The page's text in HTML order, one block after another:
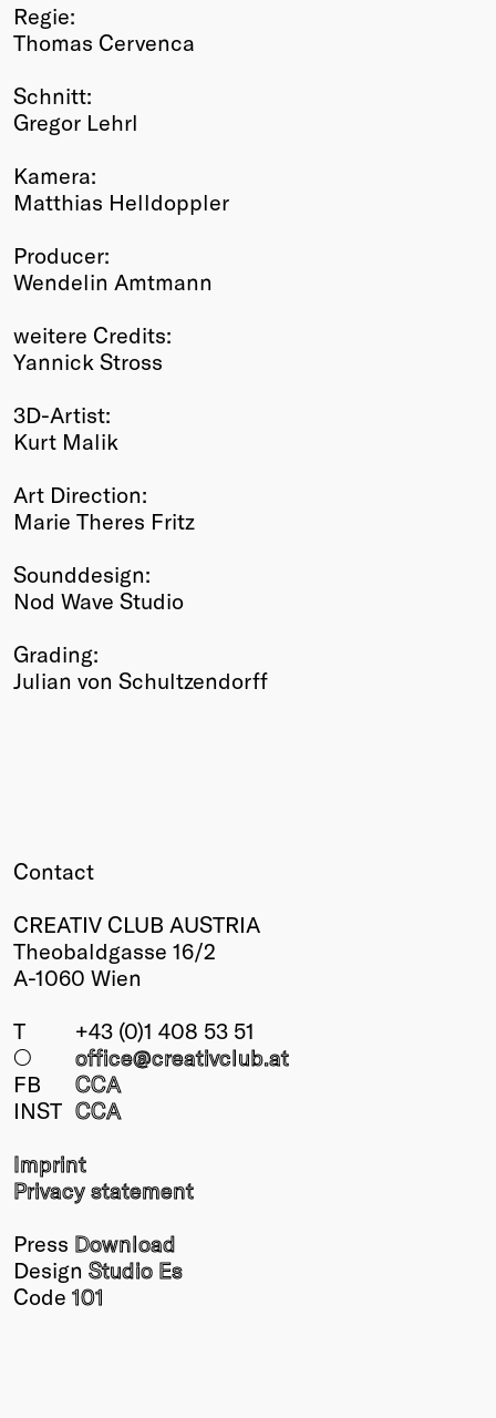
Regie:
Thomas Cervenca
Schnitt:
Gregor Lehrl
Kamera:
Matthias Helldoppler
Producer:
Wendelin Amtmann
weitere Credits:
Yannick Stross
3D-Artist:
Kurt Malik
Art Direction:
Marie Theres Fritz
Sounddesign:
Nod Wave Studio
Grading:
Julian von Schultzendorff
Contact
CREATIV CLUB AUSTRIA
Theobaldgasse 16/2
A-1060 Wien
T
+43 (0)1 408 53 51
○
office@creativclub.at
FB
CCA
INST CCA
Imprint
Privacy statement
Press Download
Design Studio Es
Code 101